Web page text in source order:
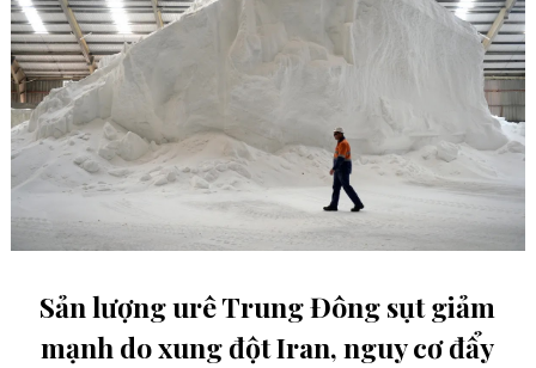
Sản lượng urê Trung Đông sụt giảm
mạnh do xung đột Iran, nguy cơ đẩy